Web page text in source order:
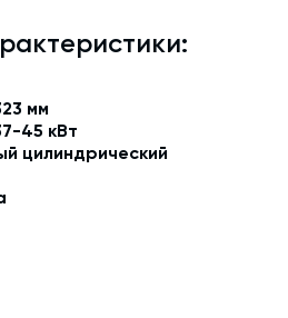
под любой завод
безопасности
заводов и производств
мм
45 кВт
цилиндрический